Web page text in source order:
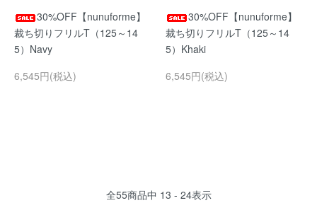
30%OFF【nunuforme】
裁ち切りフリルT（125～14
5）Navy
6,545円(税込)
30%OFF【nunuforme】
裁ち切りフリルT（125～14
5）Khaki
6,545円(税込)
全55商品中 13 - 24表示